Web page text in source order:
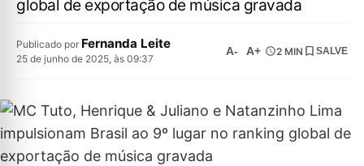
global de exportação de música gravada
Publicado por Fernanda Leite
25 de junho de 2025, às 09:37
A- A+ 2 MIN SALVE